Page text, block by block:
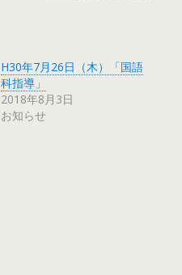
H30年7月26日（木）「国語
科指導」
2018年8月3日
お知らせ